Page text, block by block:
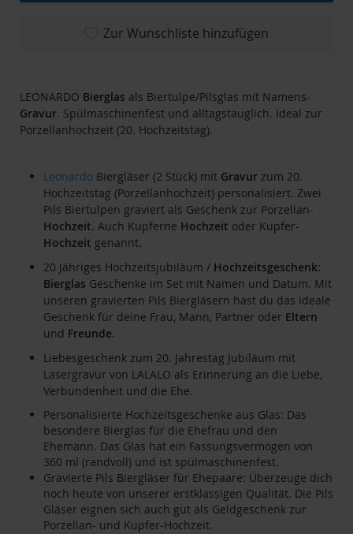
LEONARDO Bierglas als Biertulpe/Pilsglas mit Namens-
Gravur. Spülmaschinenfest und alltagstauglich. Ideal zur
Porzellanhochzeit (20. Hochzeitstag).
Leonardo Biergläser (2 Stück) mit Gravur zum 20.
Hochzeitstag (Porzellanhochzeit) personalisiert. Zwei
Pils Biertulpen graviert als Geschenk zur Porzellan-
Hochzeit. Auch Kupferne Hochzeit oder Kupfer-
Hochzeit genannt.
20 Jähriges Hochzeitsjubiläum / Hochzeitsgeschenk:
Bierglas Geschenke im Set mit Namen und Datum. Mit
unseren gravierten Pils Biergläsern hast du das ideale
Geschenk für deine Frau, Mann, Partner oder Eltern
und Freunde.
Liebesgeschenk zum 20. Jahrestag Jubiläum mit
Lasergravur von LALALO als Erinnerung an die Liebe,
Verbundenheit und die Ehe.
Personalisierte Hochzeitsgeschenke aus Glas: Das
besondere Bierglas für die Ehefrau und den
Ehemann. Das Glas hat ein Fassungsvermögen von
360 ml (randvoll) und ist spülmaschinenfest.
Gravierte Pils Biergläser für Ehepaare: Überzeuge dich
noch heute von unserer erstklassigen Qualität. Die Pils
Gläser eignen sich auch gut als Geldgeschenk zur
Porzellan- und Kupfer-Hochzeit.
Zur Wunschliste hinzufügen